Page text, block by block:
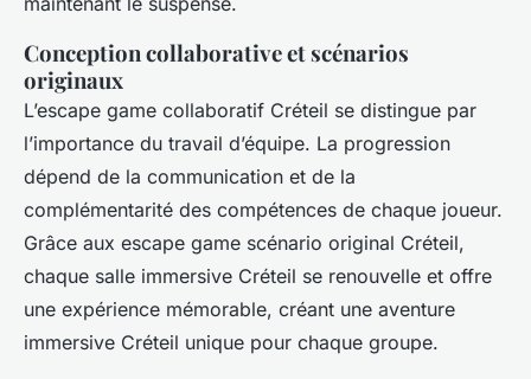
Conception collaborative et scénarios
originaux
L’escape game collaboratif Créteil se distingue par
l’importance du travail d’équipe. La progression
dépend de la communication et de la
complémentarité des compétences de chaque joueur.
Grâce aux escape game scénario original Créteil,
chaque salle immersive Créteil se renouvelle et offre
une expérience mémorable, créant une aventure
immersive Créteil unique pour chaque groupe.